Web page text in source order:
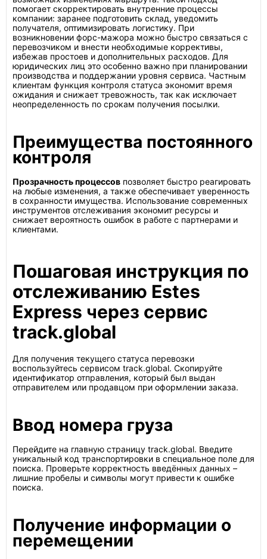
помогает скорректировать внутренние процессы
компании: заранее подготовить склад, уведомить
получателя, оптимизировать логистику. При
возникновении форс-мажора можно быстро связаться с
перевозчиком и внести необходимые коррективы,
избежав простоев и дополнительных расходов. Для
юридических лиц это особенно важно при планировании
производства и поддержании уровня сервиса. Частным
клиентам функция контроля статуса экономит время
ожидания и снижает тревожность, так как исключает
неопределенность по срокам получения посылки.
Преимущества постоянного
контроля
Прозрачность процессов позволяет быстро реагировать
на любые изменения, а также обеспечивает уверенность
в сохранности имущества. Использование современных
инструментов отслеживания экономит ресурсы и
снижает вероятность ошибок в работе с партнерами и
клиентами.
Пошаговая инструкция по
отслеживанию Estes
Express через сервис
track.global
Для получения текущего статуса перевозки
воспользуйтесь сервисом track.global. Скопируйте
идентификатор отправления, который был выдан
отправителем или продавцом при оформлении заказа.
Ввод номера груза
Перейдите на главную страницу track.global. Введите
уникальный код транспортировки в специальное поле для
поиска. Проверьте корректность введённых данных –
лишние пробелы и символы могут привести к ошибке
поиска.
Получение информации о
перемещении